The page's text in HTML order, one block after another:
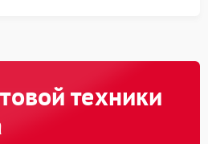
техники